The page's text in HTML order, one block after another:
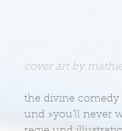
cover art by
the divine
und »you'll never